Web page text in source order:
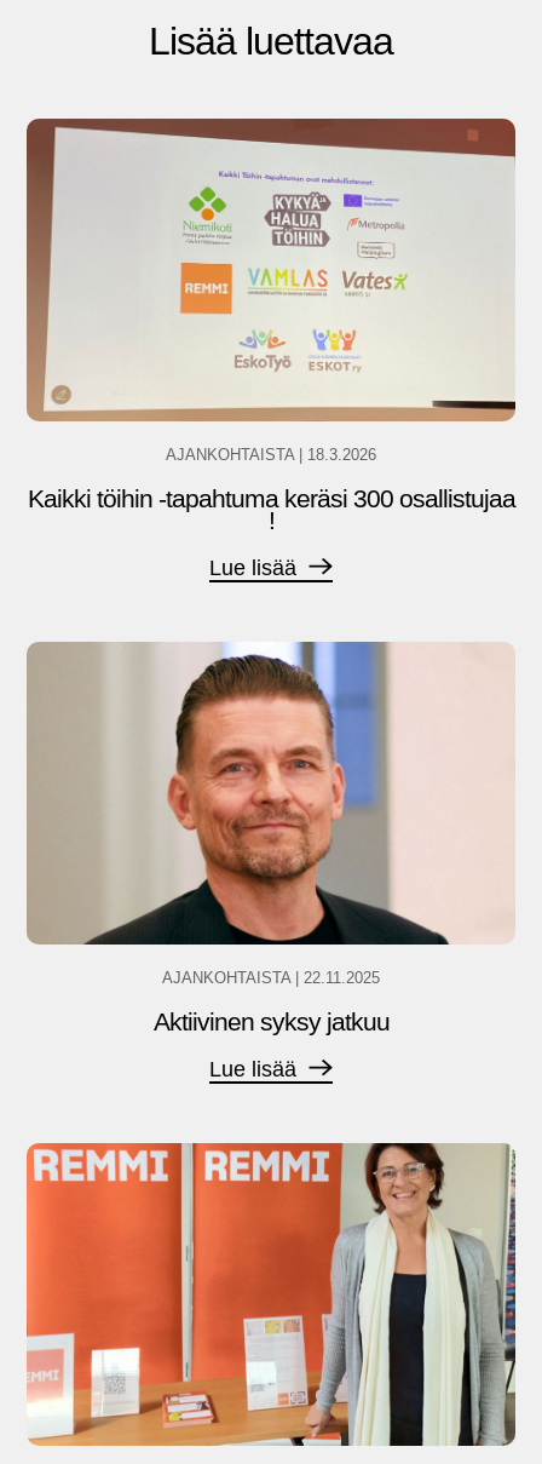
Lisää luettavaa
AJANKOHTAISTA 18.3.2026
Kaikki töihin -tapahtuma keräsi 300 osallistujaa
!
Lue lisää
AJANKOHTAISTA 22.11.2025
Aktiivinen syksy jatkuu
Lue lisää